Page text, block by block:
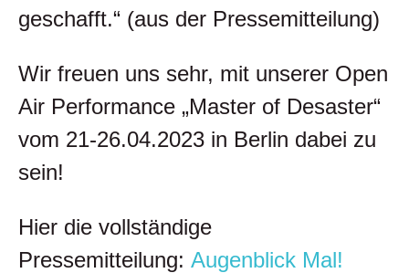
geschafft.“ (aus der Pressemitteilung)
Wir freuen uns sehr, mit unserer Open
Air Performance „Master of Desaster“
vom 21-26.04.2023 in Berlin dabei zu
sein!
Hier die vollständige
Pressemitteilung: Augenblick Mal!